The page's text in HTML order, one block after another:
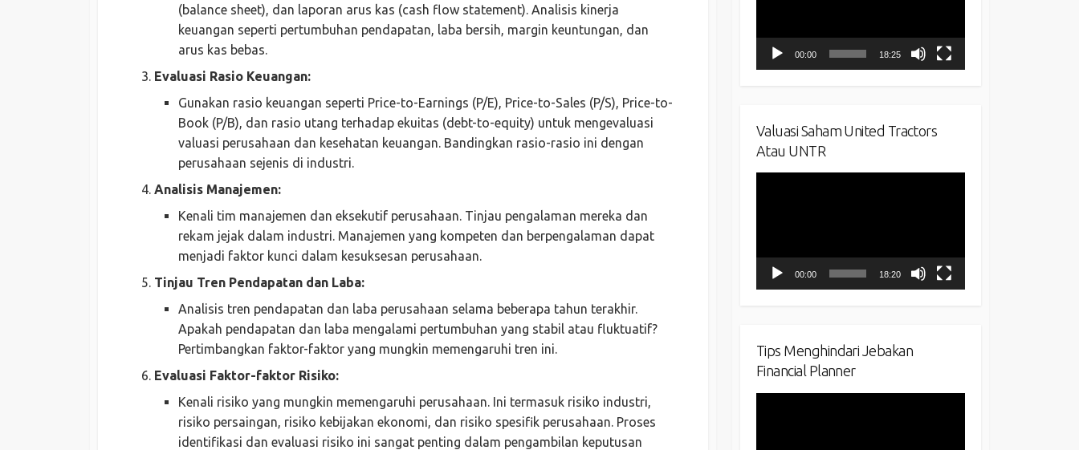
(balance sheet), dan laporan arus kas (cash flow statement). Analisis kinerja
keuangan seperti pertumbuhan pendapatan, laba bersih, margin keuntungan, dan
arus kas bebas.
Evaluasi Rasio Keuangan:
Gunakan rasio keuangan seperti Price-to-Earnings (P/E), Price-to-Sales (P/S), Price-to-
Book (P/B), dan rasio utang terhadap ekuitas (debt-to-equity) untuk mengevaluasi
valuasi perusahaan dan kesehatan keuangan. Bandingkan rasio-rasio ini dengan
perusahaan sejenis di industri.
Analisis Manajemen:
Kenali tim manajemen dan eksekutif perusahaan. Tinjau pengalaman mereka dan
rekam jejak dalam industri. Manajemen yang kompeten dan berpengalaman dapat
menjadi faktor kunci dalam kesuksesan perusahaan.
Tinjau Tren Pendapatan dan Laba:
Analisis tren pendapatan dan laba perusahaan selama beberapa tahun terakhir.
Apakah pendapatan dan laba mengalami pertumbuhan yang stabil atau fluktuatif?
Pertimbangkan faktor-faktor yang mungkin memengaruhi tren ini.
Evaluasi Faktor-faktor Risiko:
Kenali risiko yang mungkin memengaruhi perusahaan. Ini termasuk risiko industri,
risiko persaingan, risiko kebijakan ekonomi, dan risiko spesifik perusahaan. Proses
identifikasi dan evaluasi risiko ini sangat penting dalam pengambilan keputusan
00:00 18:25
Valuasi Saham United Tractors
Atau UNTR
00:00 18:20
Tips Menghindari Jebakan
Financial Planner